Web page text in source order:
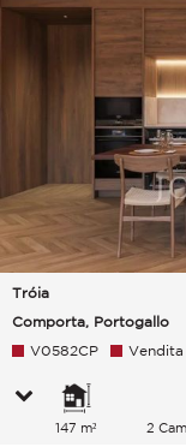
Tróia
Comporta, Portogallo
V0582CP Vendita
147 m² 2